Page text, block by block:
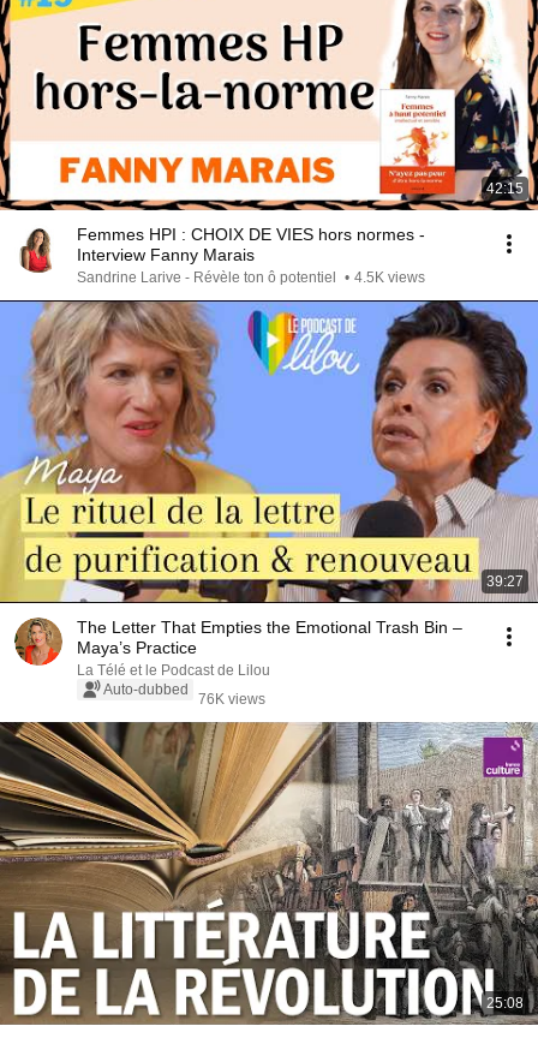
42:15
Femmes HPI : CHOIX DE VIES hors normes -
Interview Fanny Marais
Sandrine Larive - Révèle ton ô potentiel • 4.5K views
39:27
The Letter That Empties the Emotional Trash Bin –
Maya’s Practice
La Télé et le Podcast de Lilou
Auto-dubbed
76K views
25:08